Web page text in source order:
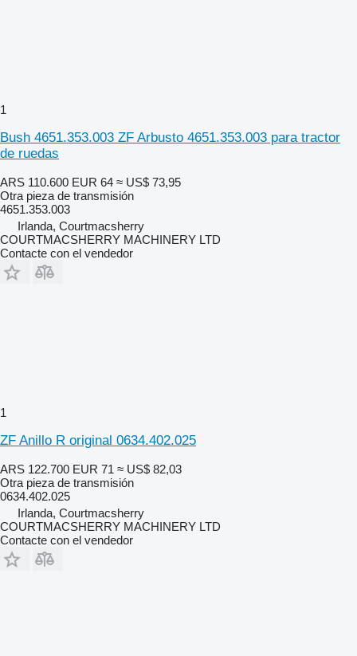
1
Bush 4651.353.003 ZF Arbusto 4651.353.003 para tractor
de ruedas
ARS 110.600 EUR 64 ≈ US$ 73,95
Otra pieza de transmisión
4651.353.003
Irlanda, Courtmacsherry
COURTMACSHERRY MACHINERY LTD
Contacte con el vendedor
1
ZF Anillo R original 0634.402.025
ARS 122.700 EUR 71 ≈ US$ 82,03
Otra pieza de transmisión
0634.402.025
Irlanda, Courtmacsherry
COURTMACSHERRY MACHINERY LTD
Contacte con el vendedor